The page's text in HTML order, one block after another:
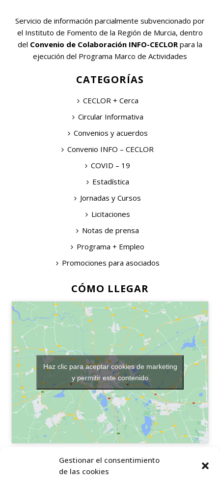
Gestionar el consentimiento
de las cookies
Servicio de información parcialmente subvencionado por
el Instituto de Fomento de la Región de Murcia, dentro
del Convenio de Colaboración INFO-CECLOR para la
ejecución del Programa Marco de Actividades
CATEGORÍAS
CECLOR + Cerca
Circular Informativa
Convenios y acuerdos
Convenio INFO – CECLOR
COVID – 19
Estadística
Jornadas y Cursos
Licitaciones
Notas de prensa
Programa + Empleo
Promociones para asociados
CÓMO LLEGAR
Haz clic para aceptar cookies de marketing
y permitir este contenido
OTROS ENLACES